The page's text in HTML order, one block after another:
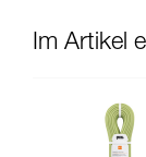
Im Artikel